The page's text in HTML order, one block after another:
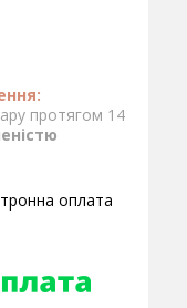
протягом 14